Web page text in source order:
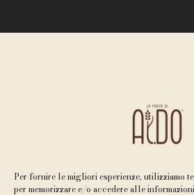
Per fornire le migliori esperienze, utilizziamo
per memorizzare e/o accedere alle